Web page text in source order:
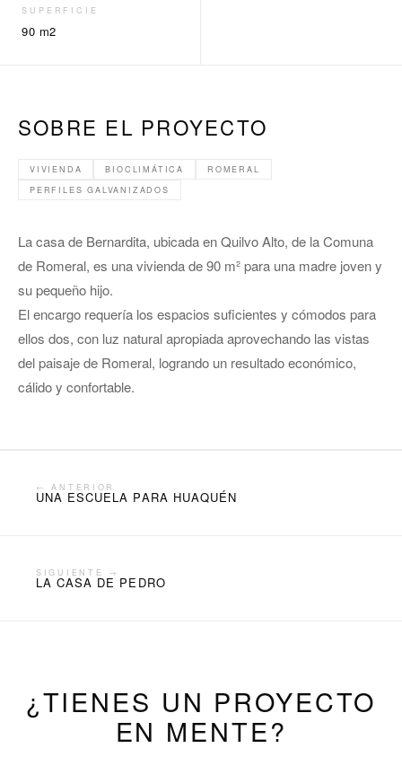
SUPERFICIE
90 m2
SOBRE EL PROYECTO
VIVIENDA BIOCLIMÁTICA
ROMERAL
PERFILES GALVANIZADOS
La casa de Bernardita, ubicada en Quilvo Alto, de la Comuna
de Romeral, es una vivienda de 90 m² para una madre joven y
su pequeño hijo.
El encargo requería los espacios suficientes y cómodos para
ellos dos, con luz natural apropiada aprovechando las vistas
del paisaje de Romeral, logrando un resultado económico,
cálido y confortable.
← ANTERIOR
UNA ESCUELA PARA HUAQUÉN
SIGUIENTE →
LA CASA DE PEDRO
¿TIENES UN PROYECTO
EN MENTE?